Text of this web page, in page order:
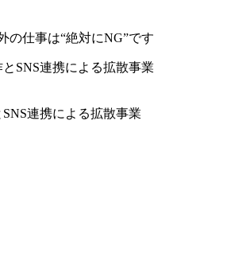
の仕事は“絶対にNG”です
連携による拡散事業